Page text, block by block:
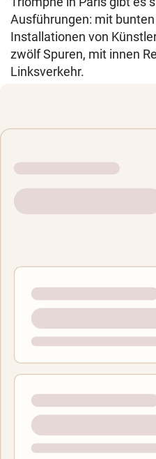
Ausführungen: mit
Installationen von
zwölf Spuren, mit innen
Linksverkehr.